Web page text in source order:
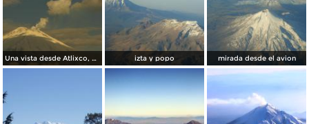
Una vista desde Atlixco, Pue. izta y popo mirada desde el avion